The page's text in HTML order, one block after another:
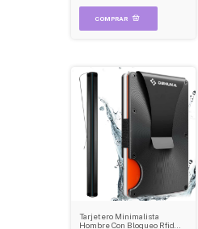
Tarjetero Minimalista
Hombre Con Bloqueo Rfid